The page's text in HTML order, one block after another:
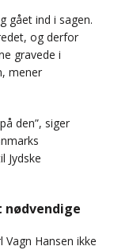
gået ind i sagen.
og derfor
gravede i
mener
den”, siger
Jydske
nødvendige
Hansen ikke